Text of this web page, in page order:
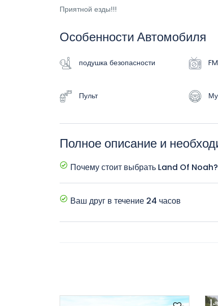
Приятной езды!!!
Особенности Автомобиля
подушка безопасности
Пульт
Полное описание и
Почему стоит выбрать Land Of Noah?
•Отличное обслуживание клиентов
Ваш друг в течение 24 часов
Компания круглосуточно заботится о своих